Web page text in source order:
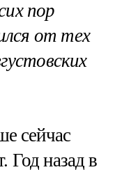
пор
от тех
сейчас
Год назад в